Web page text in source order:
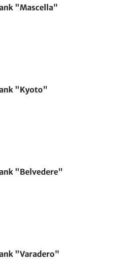
"Mascella"
"Kyoto"
"Belvedere"
"Varadero"